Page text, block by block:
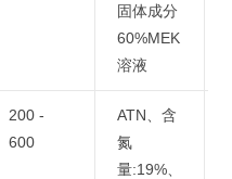
固体成分
60%MEK
溶液
200 -
600
ATN、含
氮
量:19%、